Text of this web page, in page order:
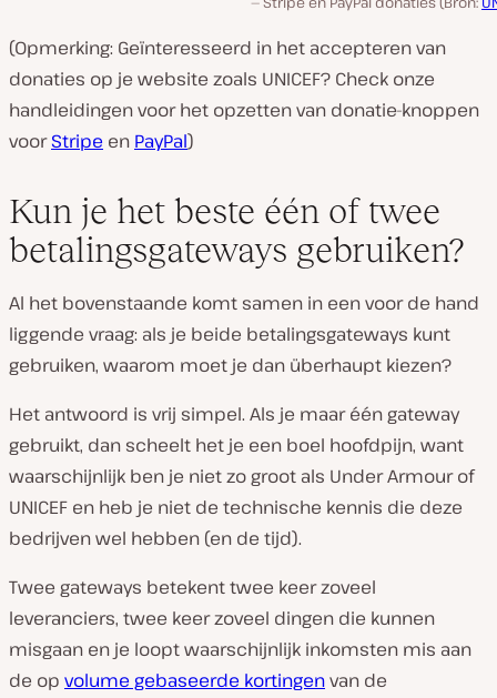
(Opmerking: Geïnteresseerd in het accepteren van
donaties op je website zoals UNICEF? Check onze
handleidingen voor het opzetten van donatie-knoppen
voorStripe en PayPal)
Kun je het beste één of twee
betalingsgateways gebruiken?
Al het bovenstaande komt samen in een voor de hand
liggende vraag: als je beide betalingsgateways kunt
gebruiken, waarom moet je dan überhaupt kiezen?
Het antwoord is vrij simpel. Als je maar één gateway
gebruikt, dan scheelt het je een boel hoofdpijn, want
waarschijnlijk ben je niet zo groot als Under Armour of
UNICEF en heb je niet de technische kennis die deze
bedrijven wel hebben (en de tijd).
Twee gateways betekent twee keer zoveel
leveranciers, twee keer zoveel dingen die kunnen
misgaan en je loopt waarschijnlijk inkomsten mis aan
de op volume gebaseerde kortingenvan de